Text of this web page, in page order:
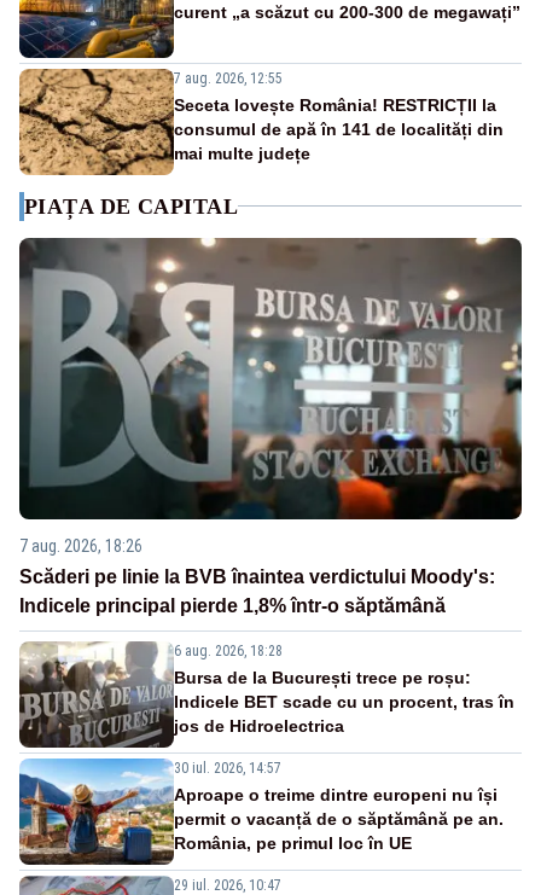
curent „a scăzut cu 200-300 de megawați”
7 aug. 2026, 12:55
Seceta lovește România! RESTRICȚII la
consumul de apă în 141 de localități din
mai multe județe
PIAȚA DE CAPITAL
7 aug. 2026, 18:26
Scăderi pe linie la BVB înaintea verdictului Moody's:
Indicele principal pierde 1,8% într-o săptămână
6 aug. 2026, 18:28
Bursa de la București trece pe roșu:
Indicele BET scade cu un procent, tras în
jos de Hidroelectrica
30 iul. 2026, 14:57
Aproape o treime dintre europeni nu își
permit o vacanță de o săptămână pe an.
România, pe primul loc în UE
29 iul. 2026, 10:47